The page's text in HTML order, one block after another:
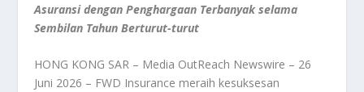
Asuransi dengan Penghargaan Terbanyak selama
Sembilan Tahun Berturut-turut
HONG KONG SAR – Media OutReach Newswire – 26
Juni 2026 – FWD Insurance meraih kesuksesan